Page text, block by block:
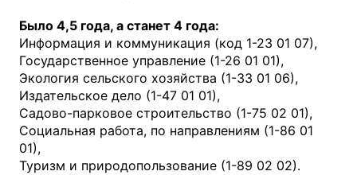
Было 4,5 года, а станет 4 года:
Информация и коммуникация (код 1-23 01 07),
Государственное управление (1-26 01 01),
Экология сельского хозяйства (1-33 01 06),
Издательское дело (1-47 01 01),
Садово-парковое строительство (1-75 02 01),
Социальная работа, по направлениям (1-86 01
01),
Туризм и природопользование (1-89 02 02).